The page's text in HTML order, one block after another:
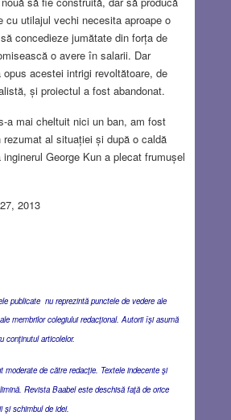
cu utilajul vechi necesita aproape o
concedieze jumătate din forța de
o avere în salarii. Dar
acestei intrigi revoltătoare, de
și proiectul a fost abandonat.
a mai cheltuit nici un ban, am fost
rezumat al situației și după o caldă
George Kun a plecat frumușel
2013
publicate nu reprezintă punctele de vedere ale
membrilor colegiului redacţional. Autorii îşi asumă
conţinutul articolelor.
moderate de către redacţie. Textele indecente şi
Revista Baabel este deschisă faţă de orice
şi schimbul de idei.